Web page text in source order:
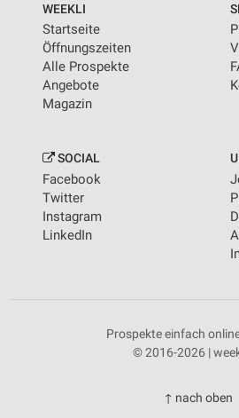
WEEKLI
Startseite
Öffnungszeiten
Alle Prospekte
Angebote
Magazin
SOCIAL
Facebook
Twitter
Instagram
LinkedIn
Prospekte einfach
© 2016-2026 |
↑ nach oben